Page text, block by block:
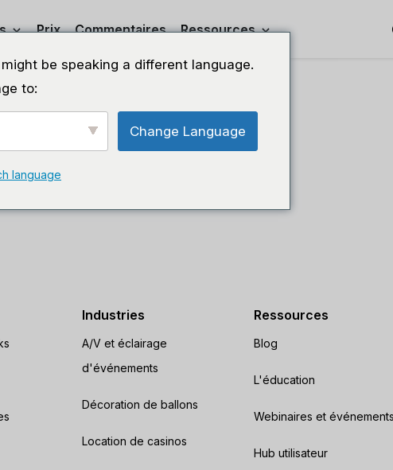
Prix Commentaires Ressources
panier
Industries
A/V et éclairage
d'événements
Décoration de ballons
Location de casinos
Ressources
Blog
L'éducation
Webinaires et événements
Hub utilisateur
be speaking a different language.
to:
Change Language
language